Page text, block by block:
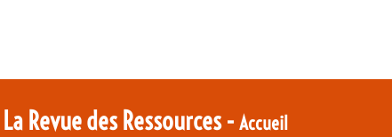
La Revue des Ressources -Accueil